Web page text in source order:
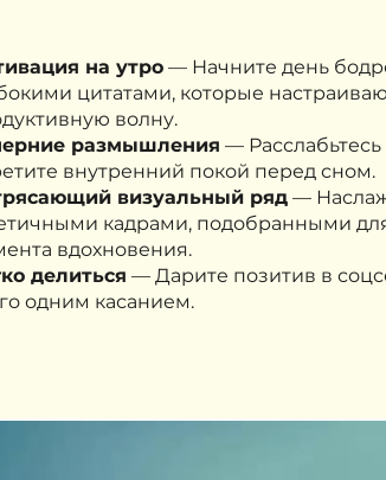
на утро — Начните день
цитатами, которые
волну.
размышления — Расслабьтесь
внутренний покой перед сном.
визуальный ряд —
кадрами, подобранными
вдохновения.
делиться — Дарите позитив в
одним касанием.